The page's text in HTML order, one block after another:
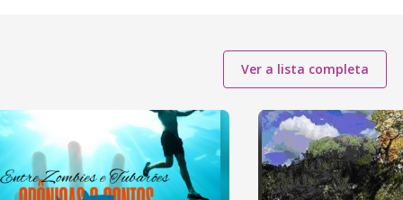
Ver a lista completa